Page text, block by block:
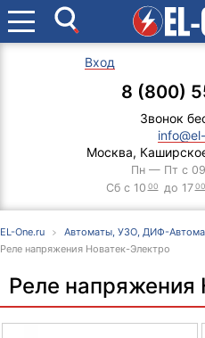
Вход
8 (800)
Звонок
Москва,
Пн — Пт с 09
Сб с 10 00 до 17 00
EL-One.ru Автоматы, УЗО, ДИФ-
Реле напряжения Новатек-Электро
Реле напряжения